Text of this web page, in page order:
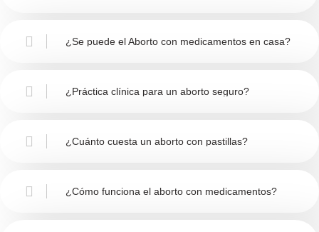
¿Se puede el Aborto con medicamentos en casa?
¿Práctica clínica para un aborto seguro?
¿Cuánto cuesta un aborto con pastillas?
¿Cómo funciona el aborto con medicamentos?